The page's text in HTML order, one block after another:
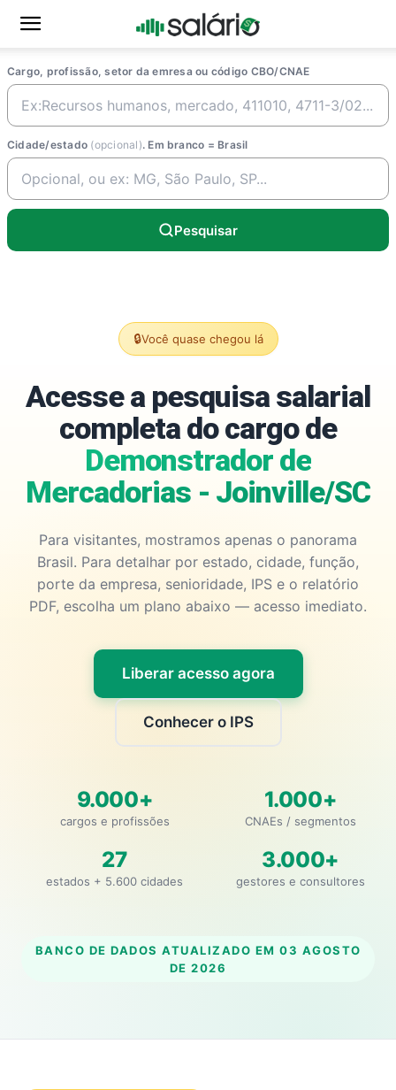
Cargo, profissão, setor da emresa ou código CBO/CNAE
Cidade/estado (opcional). Em branco = Brasil
Pesquisar
🔒Você quase chegou lá
Acesse a pesquisa salarial
completa do cargo de
Demonstrador de
Mercadorias - Joinville/SC
Para visitantes, mostramos apenas o panorama
Brasil. Para detalhar por estado, cidade, função,
porte da empresa, senioridade, IPS e o relatório
PDF, escolha um plano abaixo — acesso imediato.
Liberar acesso agora
Conhecer o IPS
9.000+
cargos e profissões
1.000+
CNAEs / segmentos
27
estados + 5.600 cidades
3.000+
gestores e consultores
BANCO DE DADOS ATUALIZADO EM 03 AGOSTO
DE 2026